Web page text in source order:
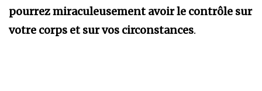
pourrez miraculeusement avoir le contrôle sur
votre corps et sur vos circonstances.